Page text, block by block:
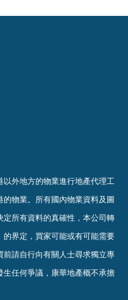
外地方的物業進行地產代理工
物業。 所有國內物業資料及圖
定所有資料的真確性 ， 本公司轉
界定，買家可能或有可能需要
請自行向有關人士尋求獨立專
任何爭議，康華地產概不承擔